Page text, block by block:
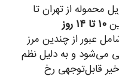
محموله از تهران تا
۱۰ تا ۱۴ روز
عبور از چندین مرز
می‌شود و به دلیل نظم
قابل‌توجهی رخ